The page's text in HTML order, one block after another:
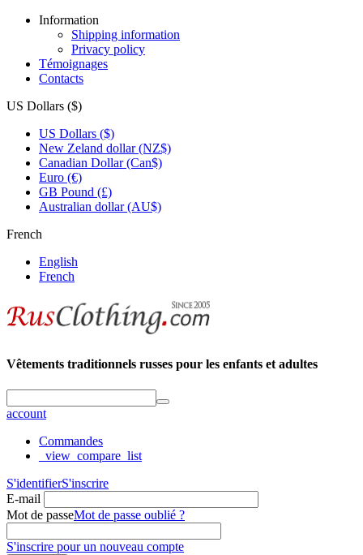
Information
Shipping information
Privacy policy
Témoignages
Contacts
US Dollars ($)
US Dollars ($)
New Zeland dollar (NZ$)
Canadian Dollar (Can$)
Euro (€)
GB Pound (£)
Australian dollar (AU$)
French
English
French
Vêtements traditionnels russes pour les enfants et adultes
account
Commandes
_view_compare_list
S'identifierS'inscrire
E-mail
Mot de passeMot de passe oublié ?
S'inscrire pour un nouveau compte